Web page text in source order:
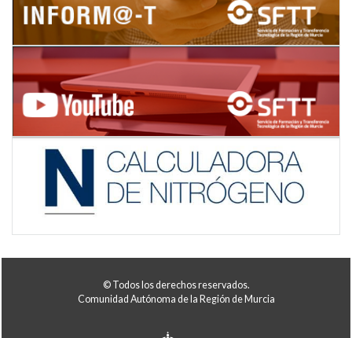
© Todos los derechos reservados.
Comunidad Autónoma de la Región de Murcia